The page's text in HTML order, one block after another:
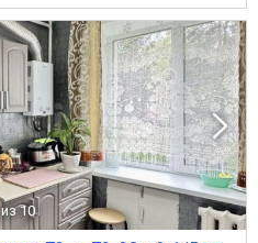
из 10